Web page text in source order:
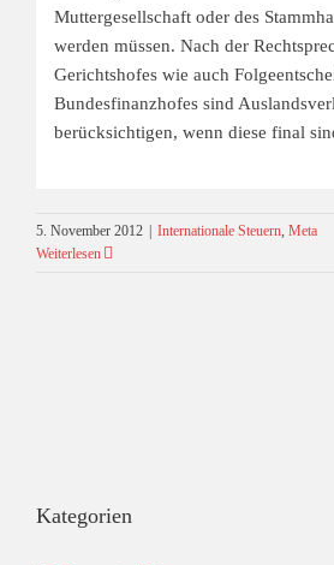
Muttergesellschaft oder des
werden müssen. Nach der
Gerichtshofes wie auch
Bundesfinanzhofes sind
berücksichtigen, wenn diese final
5. November 2012 Internationale Steuern, Meta
Weiterlesen
Kategorien